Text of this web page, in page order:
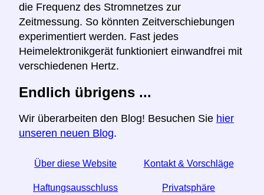
die Frequenz des Stromnetzes zur
Zeitmessung. So könnten Zeitverschiebungen
experimentiert werden. Fast jedes
Heimelektronikgerät funktioniert einwandfrei mit
verschiedenen Hertz.
Endlich übrigens ...
Wir überarbeiten den Blog! Besuchen Sie hier
unseren neuen Blog.
Über diese Website Kontakt & Vorschläge
Haftungsausschluss Privatsphäre